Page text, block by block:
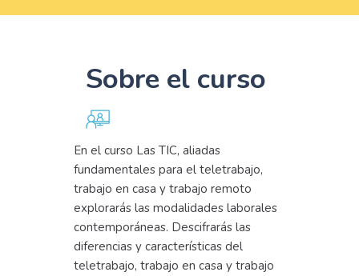
Sobre el curso
En el curso Las TIC, aliadas
fundamentales para el teletrabajo,
trabajo en casa y trabajo remoto
explorarás las modalidades laborales
contemporáneas. Descifrarás las
diferencias y características del
teletrabajo, trabajo en casa y trabajo